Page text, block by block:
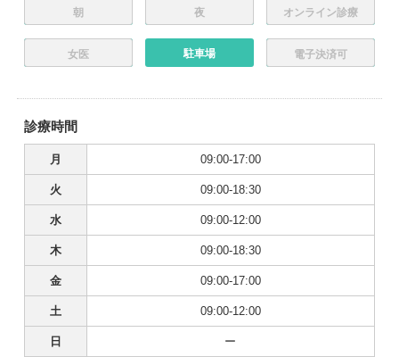
朝 夜 オンライン診療
女医 駐車場 電子決済可
診療時間
月 09:00-17:00
火 09:00-18:30
水 09:00-12:00
木 09:00-18:30
金 09:00-17:00
土 09:00-12:00
日 ー